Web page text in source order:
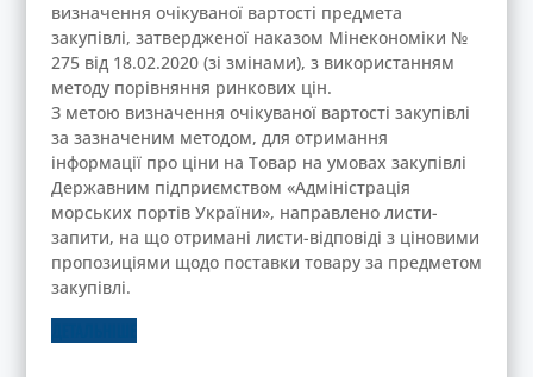
визначення очікуваної вартості предмета
закупівлі, затвердженої наказом Мінекономіки №
275 від 18.02.2020 (зі змінами), з використанням
методу порівняння ринкових цін.
З метою визначення очікуваної вартості закупівлі
за зазначеним методом, для отримання
інформації про ціни на Товар на умовах закупівлі
Державним підприємством «Адміністрація
морських портів України», направлено листи-
запити, на що отримані листи-відповіді з ціновими
пропозиціями щодо поставки товару за предметом
закупівлі.